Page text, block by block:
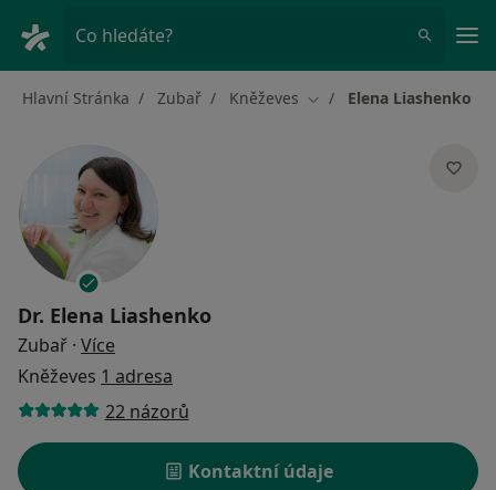
Co hledáte?
Hlavní Stránka Zubař Kněževes Změna města
Elena Liashenko
Dr. Elena Liashenko
Zubař · Více
Kněževes 1 adresa
22 názorů
Kontaktní údaje